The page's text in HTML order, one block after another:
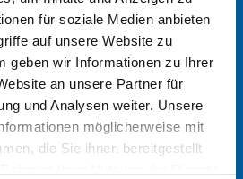
für soziale Medien anbieten
auf unsere Website zu
geben wir Informationen zu Ihrer
an unsere Partner für
und Analysen weiter. Unsere
möglicherweise mit
die Sie ihnen bereitgestellt
clemens.com